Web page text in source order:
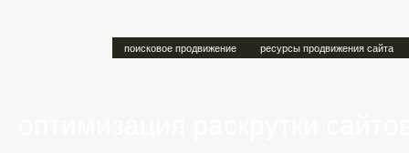
поисковое продвижение ресурсы продвижения сайта